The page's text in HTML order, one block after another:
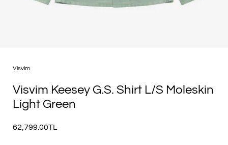
Visvim
Visvim Keesey G.S. Shirt L/S Moleskin
Light Green
62,799.00TL